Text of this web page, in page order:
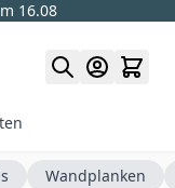
16.08
Wandplanken